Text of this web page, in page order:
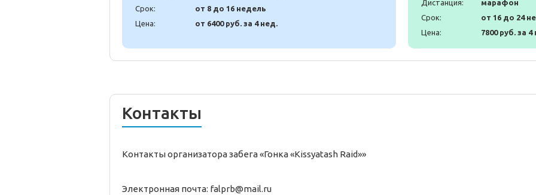
Срок:
от 8 до 16 недель
Цена:
от 6400 руб. за 4 нед.
Дистанция:
марафон
Срок:
от 16 до 24
Цена:
7800 руб. за 4
Контакты
Контакты организатора забега «Гонка «Kissyatash Raid»»
Электронная почта: falprb@mail.ru